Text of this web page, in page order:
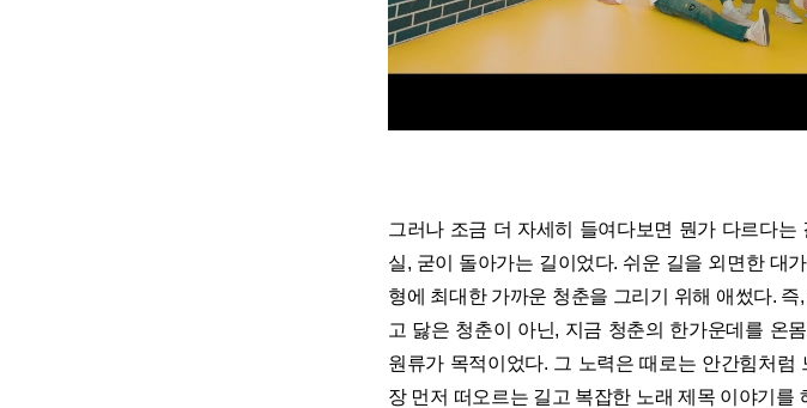
그러나 조금 더 자세히 들여다보면 뭔가 다르다
실, 굳이 돌아가는 길이었다. 쉬운 길을 외면한 대
형에 최대한 가까운 청춘을 그리기 위해 애썼다.
고 닳은 청춘이 아닌, 지금 청춘의 한가운데를 온
원류가 목적이었다. 그 노력은 때로는 안간힘처
장 먼저 떠오르는 길고 복잡한 노래 제목 이야기를